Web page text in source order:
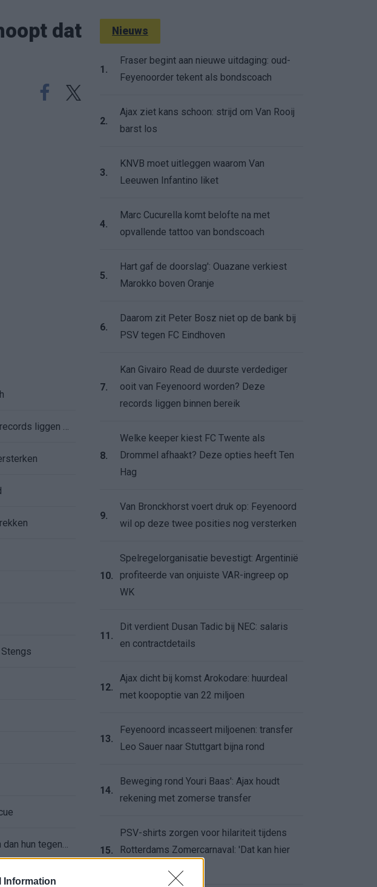
Information
dat
VAR
Nieuws
1.
Fraser begint aan nieuwe uitdaging: oud-
Feyenoorder tekent als bondscoach
2.
Ajax ziet kans schoon: strijd om Van Rooij
barst los
3.
KNVB moet uitleggen waarom Van
Leeuwen Infantino liket
4.
Marc Cucurella komt belofte na met
opvallende tattoo van bondscoach
5.
Hart gaf de doorslag': Ouazane verkiest
Marokko boven Oranje
6.
Daarom zit Peter Bosz niet op de bank bij
PSV tegen FC Eindhoven
7.
Kan Givairo Read de duurste verdediger
ooit van Feyenoord worden? Deze
records liggen binnen bereik
8.
Welke keeper kiest FC Twente als
Drommel afhaakt? Deze opties heeft Ten
Hag
9.
Van Bronckhorst voert druk op: Feyenoord
wil op deze twee posities nog versterken
10.
Spelregelorganisatie bevestigt: Argentinië
profiteerde van onjuiste VAR-ingreep op
WK
11.
Dit verdient Dusan Tadic bij NEC: salaris
en contractdetails
12.
Ajax dicht bij komst Arokodare: huurdeal
met koopoptie van 22 miljoen
13.
Feyenoord incasseert miljoenen: transfer
Leo Sauer naar Stuttgart bijna rond
14.
Beweging rond Youri Baas': Ajax houdt
rekening met zomerse transfer
15.
PSV-shirts zorgen voor hilariteit tijdens
Rotterdams Zomercarnaval: 'Dat kan hier